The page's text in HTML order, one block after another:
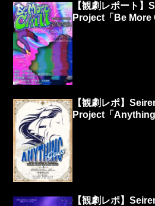
【観劇レポート】
Project「Be More
【観劇レポ】
Project「Anything
【観劇レポ】